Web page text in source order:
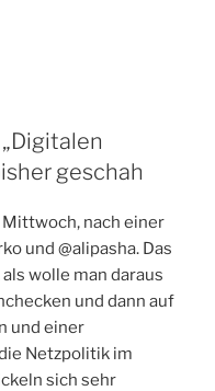
geschah
nach einer
und @alipasha. Das
wolle man daraus
und dann auf
und einer
Netzpolitik im
sich sehr